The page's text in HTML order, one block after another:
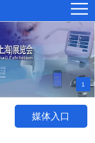
1
媒体入口